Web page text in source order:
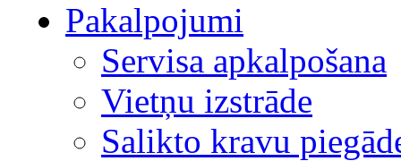
Pakalpojumi
Servisa apkalpošana
Vietņu izstrāde
Salikto kravu